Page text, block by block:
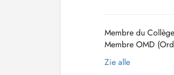
Membre du
Membre OMD
Zie alle